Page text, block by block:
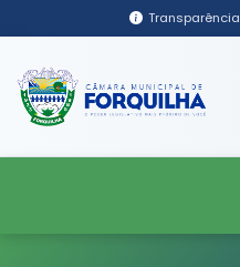
Transparência